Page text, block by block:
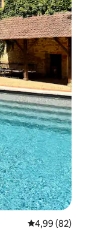
Prosječna
4,99 (82)